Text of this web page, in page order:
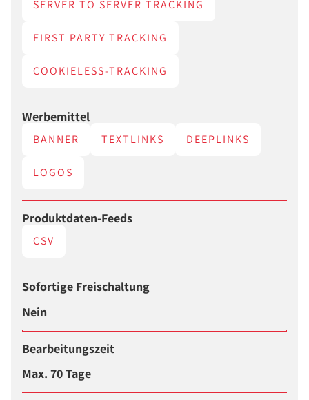
SERVER TO SERVER TRACKING
FIRST PARTY TRACKING
COOKIELESS-TRACKING
Werbemittel
BANNER TEXTLINKS DEEPLINKS
LOGOS
Produktdaten-Feeds
CSV
Sofortige Freischaltung
Nein
Bearbeitungszeit
Max. 70 Tage